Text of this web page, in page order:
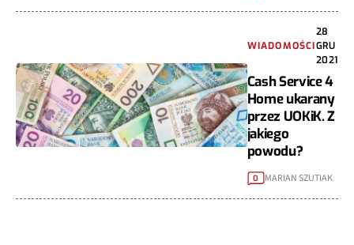
WIADOMOŚCI
28
GRU
2021
Cash Service 4
Home ukarany
przez UOKiK. Z
jakiego
powodu?
0 MARIAN SZUTIAK